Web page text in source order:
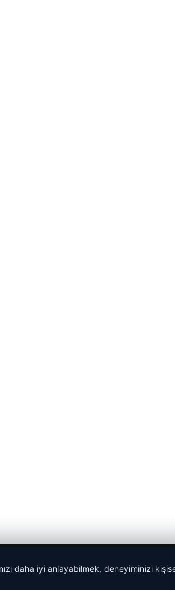
daha iyi anlayabilmek, deneyiminizi